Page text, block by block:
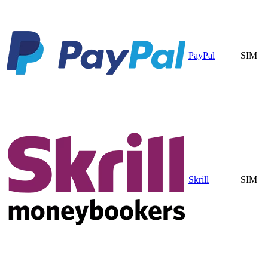
PayPal SIM
Skrill SIM